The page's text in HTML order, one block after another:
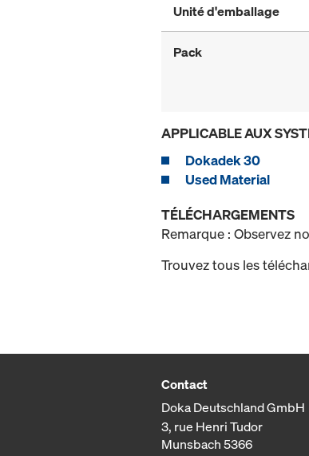
Unité d'emballage
Pack
APPLICABLE AUX
Dokadek 30
Used Material
TÉLÉCHARGEMENTS
Remarque : Observez
Trouvez tous les
Contact
Doka Deutschland GmbH
3, rue Henri Tudor
Munsbach 5366